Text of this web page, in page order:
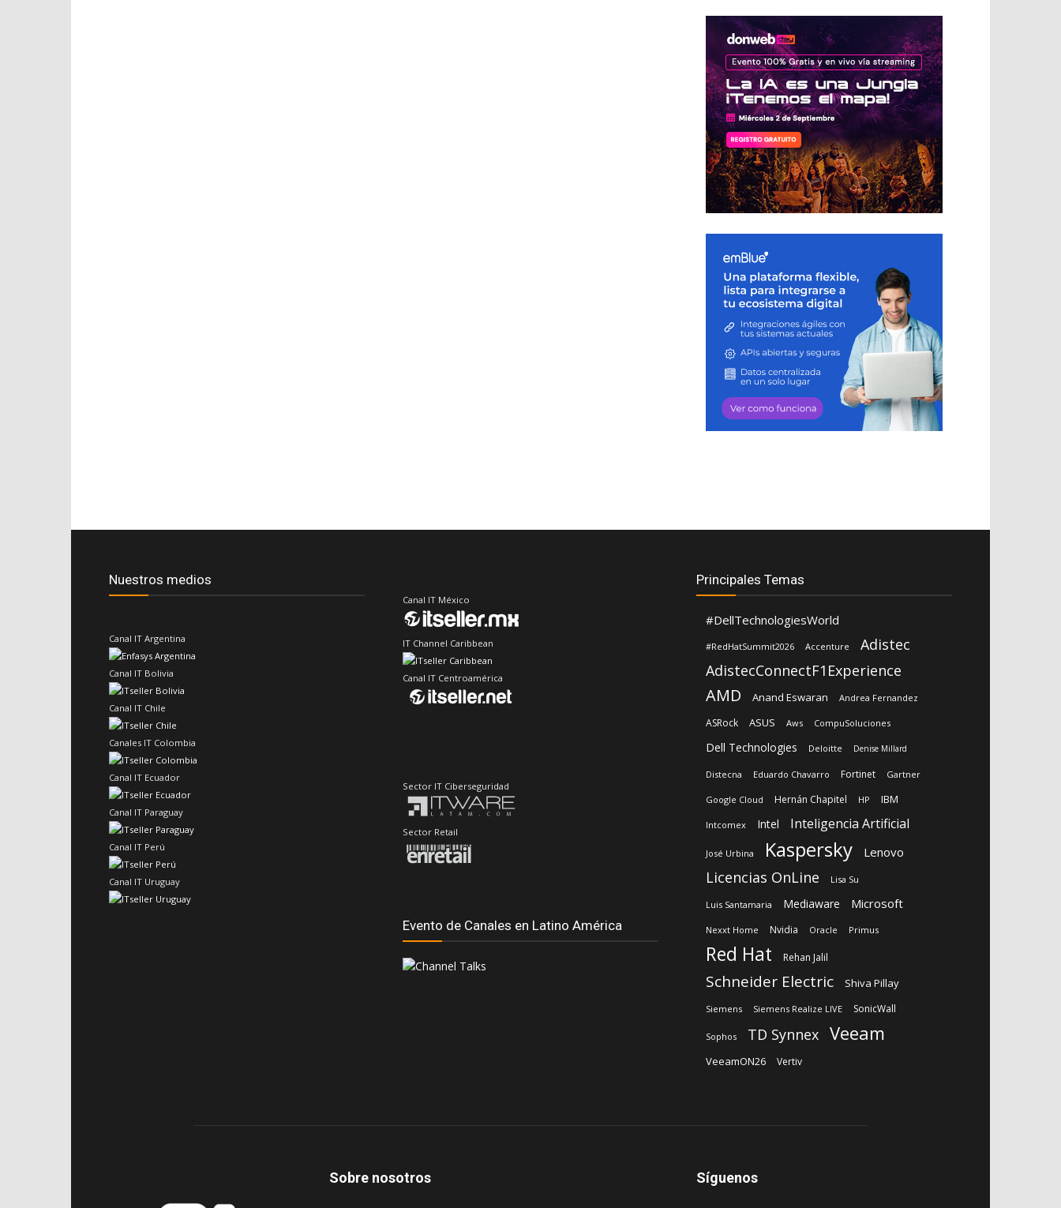
Nuestros medios
Canal IT Argentina
Canal IT Bolivia
Canal IT Chile
Canales IT Colombia
Canal IT Ecuador
Canal IT Paraguay
Canal IT Perú
Canal IT Uruguay
Canal IT México
IT Channel Caribbean
Canal IT Centroamérica
Sector IT Ciberseguridad
Sector Retail
Evento de Canales en Latino América
Principales Temas
#DellTechnologiesWorld
#RedHatSummit2026 Accenture
Adistec
AdistecConnectF1Experience
AMD Anand Eswaran Andrea Fernandez
ASRock ASUS Aws CompuSoluciones
Dell Technologies Deloitte Denise Millard
Distecna Eduardo Chavarro Fortinet Gartner
Google Cloud Hernán Chapitel HP IBM
Intcomex Intel Inteligencia Artificial
José Urbina Kaspersky Lenovo
Licencias OnLine Lisa Su
Luis Santamaria Mediaware Microsoft
Nexxt Home Nvidia Oracle Primus
Red Hat Rehan Jalil
Schneider Electric Shiva Pillay
Siemens Siemens Realize LIVE SonicWall
Sophos TD Synnex Veeam
VeeamON26 Vertiv
Sobre nosotros Síguenos